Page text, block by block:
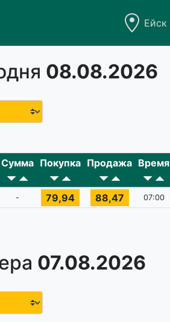
Ейск
08.08.2026
Сумма Покупка Продажа Время
- 79,94 88,47 07:00
07.08.2026